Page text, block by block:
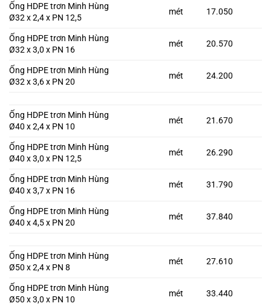
Ống HDPE trơn Minh Hùng
Ø32 x 2,4 x PN 12,5
mét 17.050
Ống HDPE trơn Minh Hùng
Ø32 x 3,0 x PN 16
mét 20.570
Ống HDPE trơn Minh Hùng
Ø32 x 3,6 x PN 20
mét 24.200
Ống HDPE trơn Minh Hùng
Ø40 x 2,4 x PN 10
mét 21.670
Ống HDPE trơn Minh Hùng
Ø40 x 3,0 x PN 12,5
mét 26.290
Ống HDPE trơn Minh Hùng
Ø40 x 3,7 x PN 16
mét 31.790
Ống HDPE trơn Minh Hùng
Ø40 x 4,5 x PN 20
mét 37.840
Ống HDPE trơn Minh Hùng
Ø50 x 2,4 x PN 8
mét 27.610
Ống HDPE trơn Minh Hùng
Ø50 x 3,0 x PN 10
mét 33.440